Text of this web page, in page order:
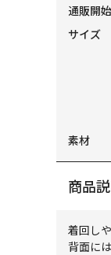
通販開
サイズ
素材
商品
着回し
背面に